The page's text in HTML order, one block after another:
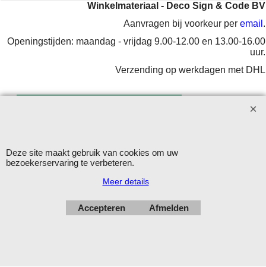
Winkelmateriaal - Deco Sign & Code BV
Aanvragen bij voorkeur per email .
Openingstijden: maandag - vrijdag 9.00-12.00 en 13.00-16.00
uur.
Verzending op werkdagen met DHL
Webwinkel gemaakt met
software.
Deze site maakt gebruik van cookies om uw
bezoekerservaring te verbeteren.
Meer details
Accepteren Afmelden